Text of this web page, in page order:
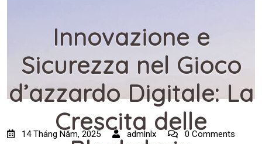
Innovazione e
Sicurezza nel Gioco
d’azzardo Digitale: La
Crescita delle
14 Tháng Năm, 2025 admlnlx 0 Comments